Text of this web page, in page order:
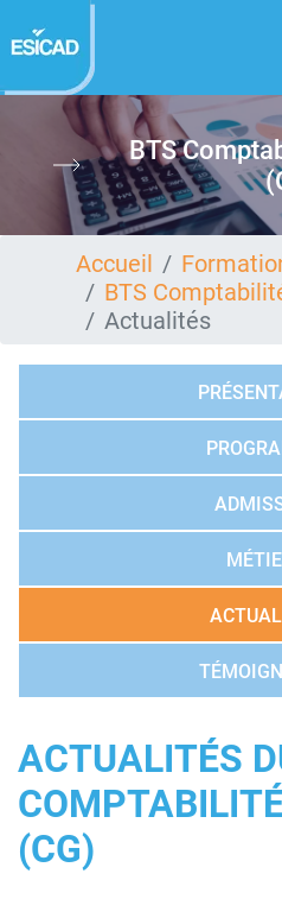
au
contenu
BTS
Accueil
BTS
Actualités
ACTUALITÉS
(CG)